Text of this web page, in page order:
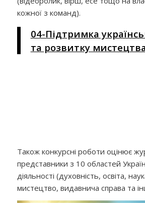
кожної з команд).
04-Підтримка
та розвитку
Також конкурсні роботи оцінює
представники з 10 областей
діяльності (духовність, освіта,
мистецтво, видавнича справа та